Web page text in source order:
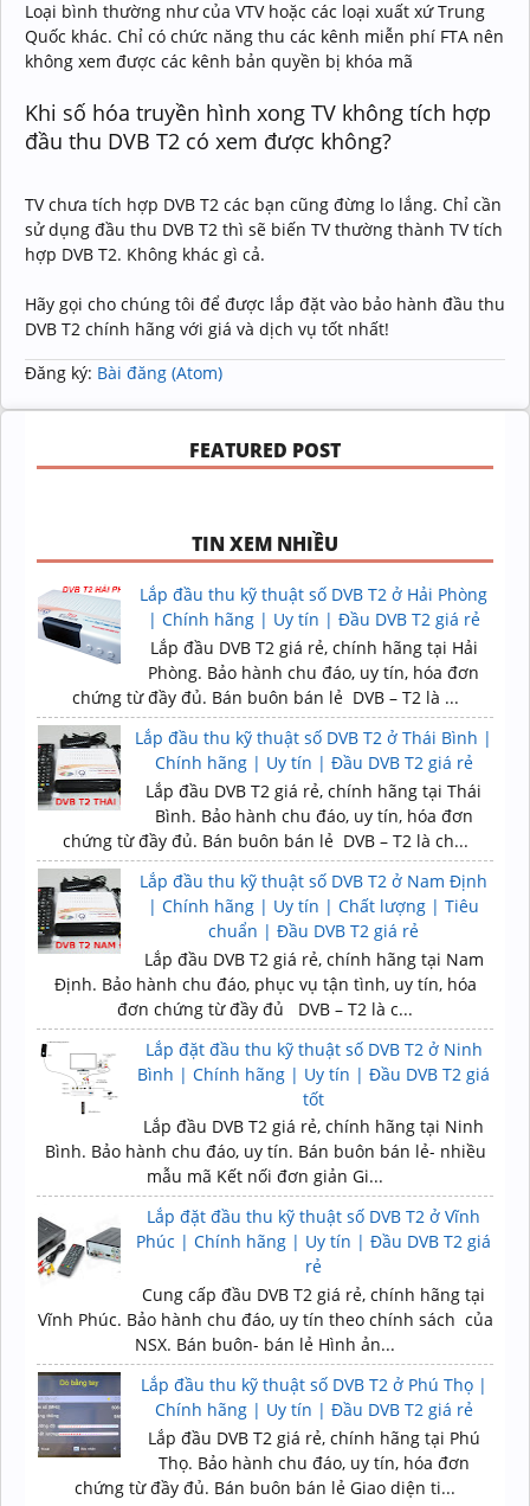
Loại bình thường như của VTV hoặc các loại xuất xứ Trung
Quốc khác. Chỉ có chức năng thu các kênh miễn phí FTA nên
không xem được các kênh bản quyền bị khóa mã
Khi số hóa truyền hình xong TV không tích hợp
đầu thu DVB T2 có xem được không?
TV chưa tích hợp DVB T2 các bạn cũng đừng lo lắng. Chỉ cần
sử dụng đầu thu DVB T2 thì sẽ biến TV thường thành TV tích
hợp DVB T2. Không khác gì cả.
Hãy gọi cho chúng tôi để được lắp đặt vào bảo hành đầu thu
DVB T2 chính hãng với giá và dịch vụ tốt nhất!
Đăng ký: Bài đăng (Atom)
FEATURED POST
TIN XEM NHIỀU
Lắp đầu thu kỹ thuật số DVB T2 ở Hải Phòng
| Chính hãng | Uy tín | Đầu DVB T2 giá rẻ
Lắp đầu DVB T2 giá rẻ, chính hãng tại Hải
Phòng. Bảo hành chu đáo, uy tín, hóa đơn
chứng từ đầy đủ. Bán buôn bán lẻ DVB – T2 là ...
Lắp đầu thu kỹ thuật số DVB T2 ở Thái Bình |
Chính hãng | Uy tín | Đầu DVB T2 giá rẻ
Lắp đầu DVB T2 giá rẻ, chính hãng tại Thái
Bình. Bảo hành chu đáo, uy tín, hóa đơn
chứng từ đầy đủ. Bán buôn bán lẻ DVB – T2 là ch...
Lắp đầu thu kỹ thuật số DVB T2 ở Nam Định
| Chính hãng | Uy tín | Chất lượng | Tiêu
chuẩn | Đầu DVB T2 giá rẻ
Lắp đầu DVB T2 giá rẻ, chính hãng tại Nam
Định. Bảo hành chu đáo, phục vụ tận tình, uy tín, hóa
đơn chứng từ đầy đủ DVB – T2 là c...
Lắp đặt đầu thu kỹ thuật số DVB T2 ở Ninh
Bình | Chính hãng | Uy tín | Đầu DVB T2 giá
tốt
Lắp đầu DVB T2 giá rẻ, chính hãng tại Ninh
Bình. Bảo hành chu đáo, uy tín. Bán buôn bán lẻ- nhiều
mẫu mã Kết nối đơn giản Gi...
Lắp đặt đầu thu kỹ thuật số DVB T2 ở Vĩnh
Phúc | Chính hãng | Uy tín | Đầu DVB T2 giá
rẻ
Cung cấp đầu DVB T2 giá rẻ, chính hãng tại
Vĩnh Phúc. Bảo hành chu đáo, uy tín theo chính sách của
NSX. Bán buôn- bán lẻ Hình ản...
Lắp đầu thu kỹ thuật số DVB T2 ở Phú Thọ |
Chính hãng | Uy tín | Đầu DVB T2 giá rẻ
Lắp đầu DVB T2 giá rẻ, chính hãng tại Phú
Thọ. Bảo hành chu đáo, uy tín, hóa đơn
chứng từ đầy đủ. Bán buôn bán lẻ Giao diện ti...